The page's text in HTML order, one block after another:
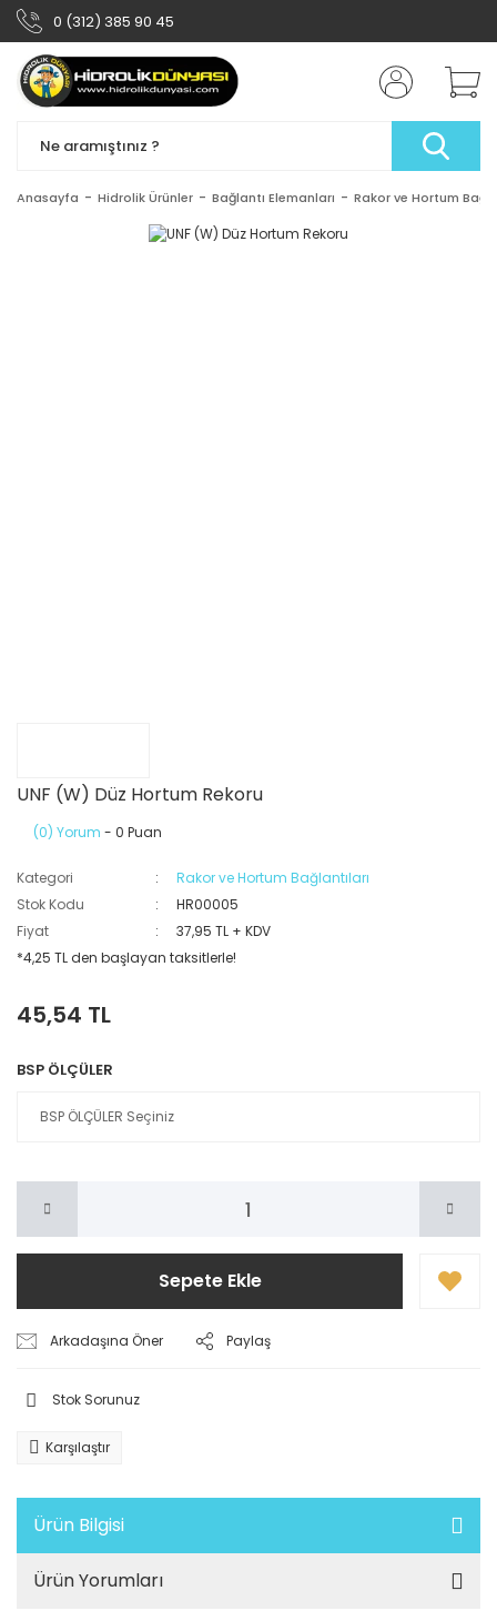
0 (312) 385 90 45
Anasayfa Hidrolik Ürünler Bağlantı Elemanları Rakor ve Hortum
UNF (W) Düz Hortum Rekoru
(0) Yorum - 0 Puan
Kategori
Rakor ve Hortum Bağlantıları
Stok Kodu
HR00005
Fiyat
37,95 TL + KDV
*4,25 TL den başlayan taksitlerle!
45,54 TL
BSP ÖLÇÜLER
Sepete Ekle
Arkadaşına Öner Paylaş
Stok Sorunuz
Karşılaştır
Ürün Bilgisi
Ürün Yorumları